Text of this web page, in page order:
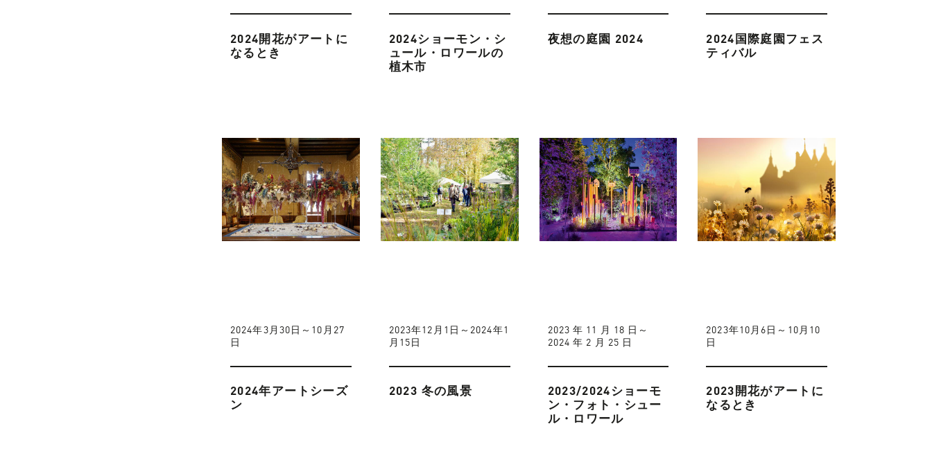
2024開花がアートに
なるとき
2024ショーモン・シ
ュール・ロワールの
植木市
夜想の庭園 2024
2024国際庭園フェス
ティバル
2024年3月30日～10月27
日
2024年アートシーズ
ン
2023年12月1日～2024年1
月15日
2023 冬の風景
2023 年 11 月 18 日～
2024 年 2 月 25 日
2023/2024ショーモ
ン・フォト・シュー
ル・ロワール
2023年10月6日～10月10
日
2023開花がアートに
なるとき